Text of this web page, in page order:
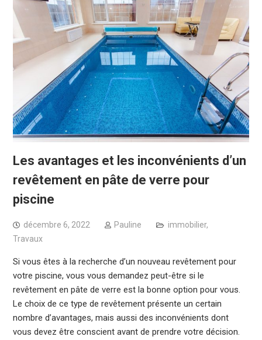
Les avantages et les inconvénients d’un
revêtement en pâte de verre pour
piscine
décembre 6, 2022 Pauline immobilier,
Travaux
Si vous êtes à la recherche d’un nouveau revêtement pour
votre piscine, vous vous demandez peut-être si le
revêtement en pâte de verre est la bonne option pour vous.
Le choix de ce type de revêtement présente un certain
nombre d’avantages, mais aussi des inconvénients dont
vous devez être conscient avant de prendre votre décision.